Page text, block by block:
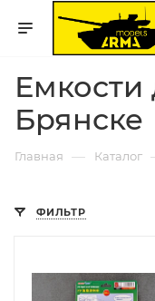
Емкости
Брянске
Главная — Каталог
ФИЛЬТР